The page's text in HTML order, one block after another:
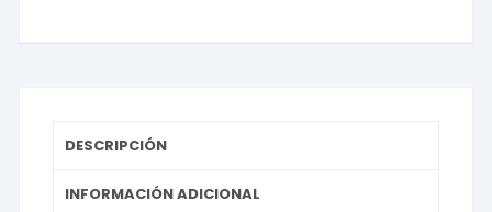
DESCRIPCIÓN
INFORMACIÓN ADICIONAL